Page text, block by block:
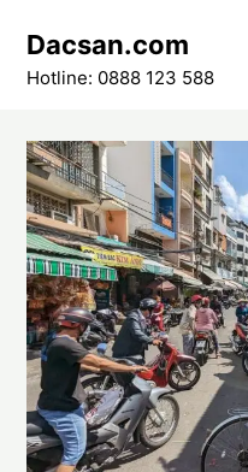
content
Dacsan.com
Hotline: 0888 123 588